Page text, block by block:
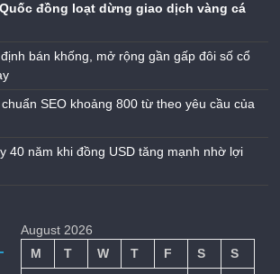
đồng loạt dừng giao dịch vàng cá
bán khống, mở rộng gần gấp đôi số cổ
SEO khoảng 800 từ theo yêu cầu của
40 năm khi đồng USD tăng mạnh nhờ lợi
August 2026
M
T W T F S
S